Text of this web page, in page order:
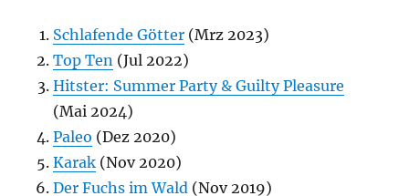
Schlafende Götter (Mrz 2023)
Top Ten (Jul 2022)
Hitster: Summer Party & Guilty Pleasure
(Mai 2024)
Paleo (Dez 2020)
Karak (Nov 2020)
Der Fuchs im Wald (Nov 2019)